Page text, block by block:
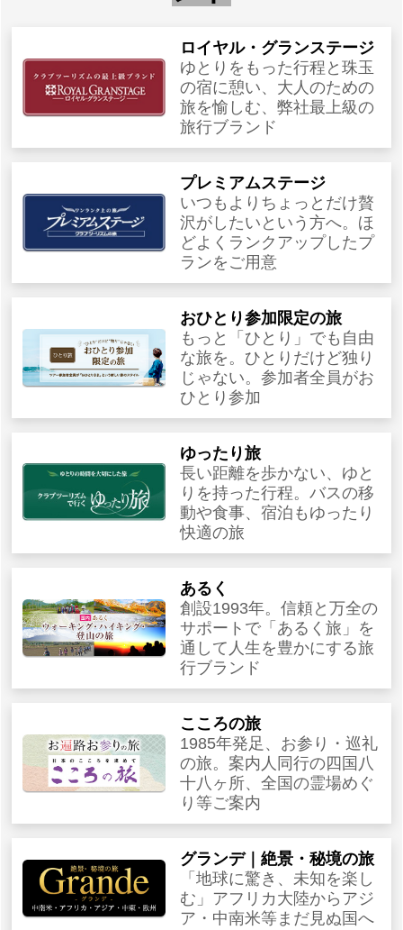
ロイヤル・グランステージ
ゆとりをもった行程と珠玉
の宿に憩い、大人のための
旅を愉しむ、弊社最上級の
旅行ブランド
プレミアムステージ
いつもよりちょっとだけ贅
沢がしたいという方へ。ほ
どよくランクアップしたプ
ランをご用意
おひとり参加限定の旅
もっと「ひとり」でも自由
な旅を。ひとりだけど独り
じゃない。参加者全員がお
ひとり参加
ゆったり旅
長い距離を歩かない、ゆと
りを持った行程。バスの移
動や食事、宿泊もゆったり
快適の旅
あるく
創設1993年。信頼と万全の
サポートで「あるく旅」を
通して人生を豊かにする旅
行ブランド
こころの旅
1985年発足、お参り・巡礼
の旅。案内人同行の四国八
十八ヶ所、全国の霊場めぐ
り等ご案内
グランデ｜絶景・秘境の旅
「地球に驚き、未知を楽し
む」アフリカ大陸からアジ
ア・中南米等まだ見ぬ国へ